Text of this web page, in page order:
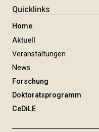
Quicklinks
Home
Aktuell
Veranstaltungen
News
Forschung
Doktoratsprogramm
CeDiLE